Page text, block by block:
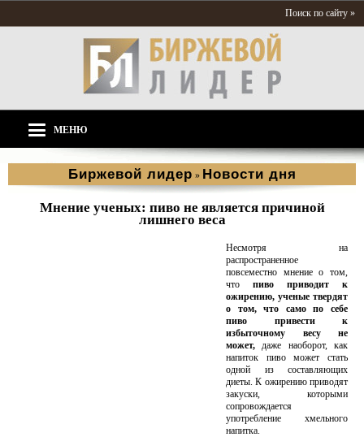
Поиск по сайту »
МЕНЮ
Биржевой лидер » Новости дня
Мнение ученых: пиво не является причиной
лишнего веса
Несмотря на
распространенное
повсеместно мнение о том,
что пиво приводит к
ожирению, ученые твердят
о том, что само по себе
пиво привести к
избыточному весу не
может, даже наоборот, как
напиток пиво может стать
одной из составляющих
диеты. К ожирению приводят
закуски, которыми
сопровождается
употребление хмельного
напитка.